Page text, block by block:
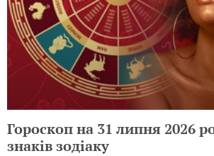
Гороскоп на 31 липня 2026
знаків зодіаку